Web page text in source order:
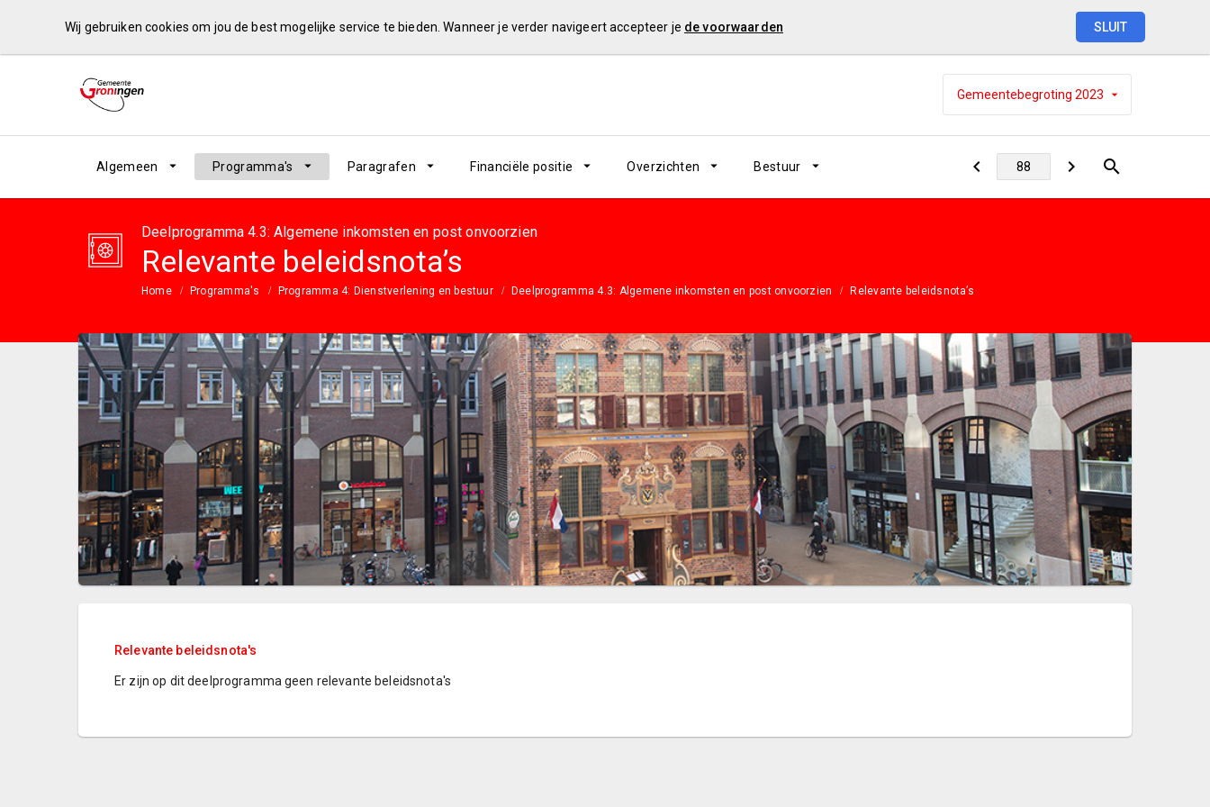
Wij gebruiken cookies om jou de best mogelijke service te bieden. Wanneer je verder navigeert accepteer je de voorwaarden SLUIT
Gemeentebegroting 2023
Algemeen Programma's Paragrafen Financiële positie Overzichten Bestuur
Deelprogramma 4.3: Algemene inkomsten en post onvoorzien
Relevante beleidsnota’s
Home Programma's Programma 4: Dienstverlening en bestuur Deelprogramma 4.3: Algemene inkomsten en post onvoorzien Relevante beleidsnota’s
Relevante beleidsnota's
Er zijn op dit deelprogramma geen relevante beleidsnota's